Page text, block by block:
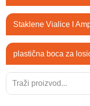
Staklene Vialice I
plastična boca za